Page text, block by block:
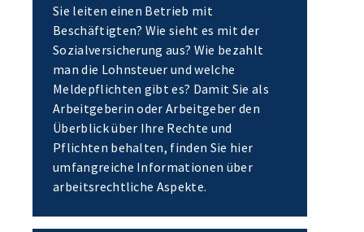
Sie leiten einen Betrieb mit
Beschäftigten? Wie sieht es mit der
Sozialversicherung aus? Wie bezahlt
man die Lohnsteuer und welche
Meldepflichten gibt es? Damit Sie als
Arbeitgeberin oder Arbeitgeber den
Überblick über Ihre Rechte und
Pflichten behalten, finden Sie hier
umfangreiche Informationen über
arbeitsrechtliche Aspekte.